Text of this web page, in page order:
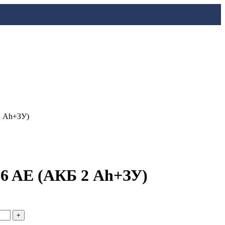
Ah+ЗУ)
AE (АКБ 2 Ah+ЗУ)